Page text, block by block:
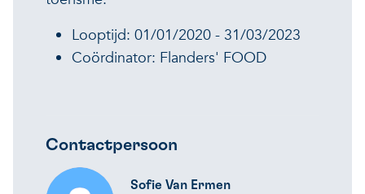
Looptijd: 01/01/2020 - 31/03/2023
Coördinator: Flanders' FOOD
Contactpersoon
Sofie Van Ermen